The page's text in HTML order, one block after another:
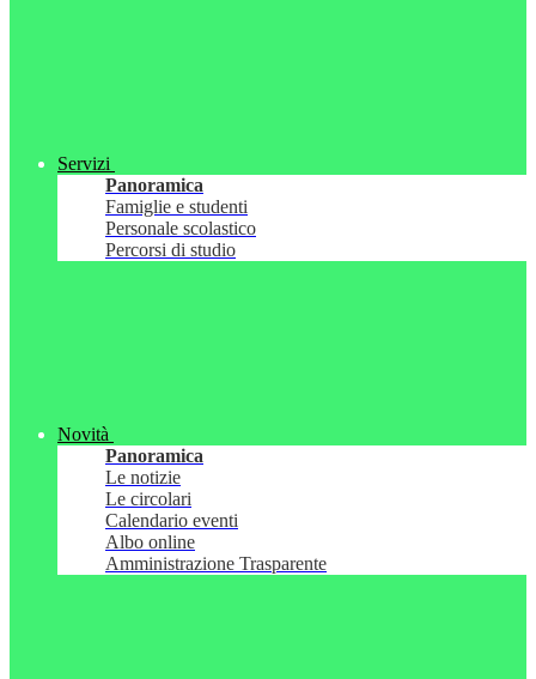
Servizi
Panoramica
Famiglie e studenti
Personale scolastico
Percorsi di studio
Novità
Panoramica
Le notizie
Le circolari
Calendario eventi
Albo online
Amministrazione Trasparente